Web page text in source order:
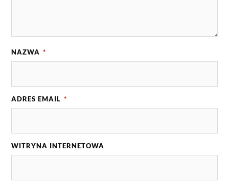
NAZWA *
ADRES EMAIL *
WITRYNA INTERNETOWA